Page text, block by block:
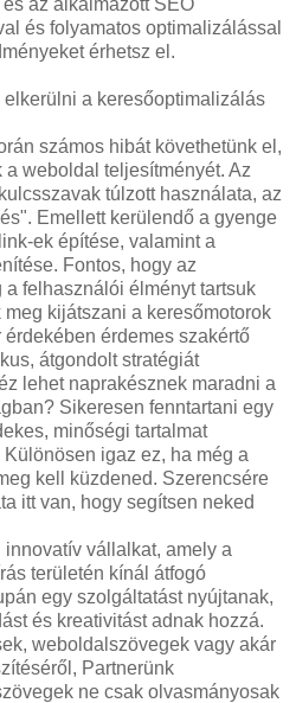
és folyamatos optimalizálással
érhetsz el.
a keresőoptimalizálás
számos hibát követhetünk el,
weboldal teljesítményét. Az
túlzott használata, az
Emellett kerülendő a gyenge
ek építése, valamint a
Fontos, hogy az
felhasználói élményt tartsuk
kijátszani a keresőmotorok
érdemes szakértő
átgondolt stratégiát
lehet naprakésznek maradni a
Sikeresen fenntartani egy
minőségi tartalmat
igaz ez, ha még a
kell küzdened. Szerencsére
itt van, hogy segítsen neked
vállalkat, amely a
területén kínál átfogó
egy szolgáltatást nyújtanak,
és kreativitást adnak hozzá.
weboldalszövegek vagy akár
Partnerünk
ne csak olvasmányosak